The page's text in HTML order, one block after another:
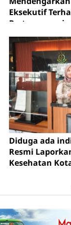
Eksekutif
Musi Rawas
Diduga ada
Resmi
Kesehatan
Follow